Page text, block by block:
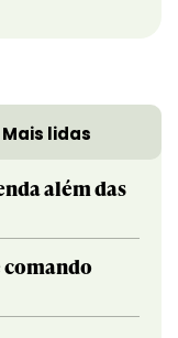
Mais lidas
além das
comando